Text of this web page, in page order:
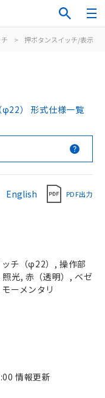
> 押ボタンスイッチ/表示灯
） 形式仕様一覧
English PDF出力
チ（φ22）, 操作部
光, 赤（透明）, ベゼ
ーメンタリ
情報更新